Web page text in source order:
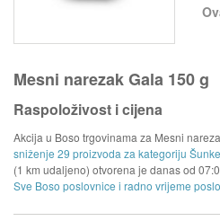
Mesni narezak Gala 150 g
Raspoloživost i cijena
Akcija u Boso trgovinama za Mesni
sniženje 29 proizvoda za kategoriju
(1 km udaljeno) otvorena je danas od
Sve Boso poslovnice i radno vrijeme